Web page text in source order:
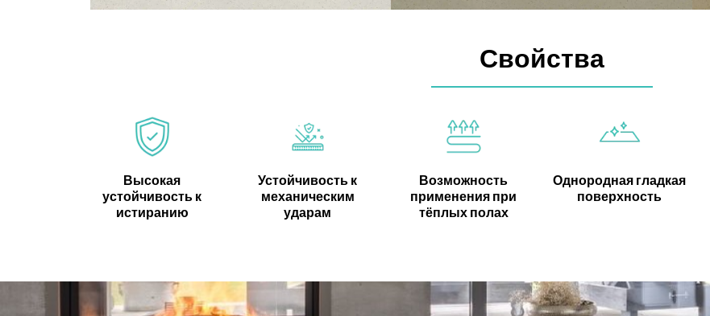
Свойства
Высокая
устойчивость к
истиранию
Устойчивость к
механическим
ударам
Возможность
применения при
тёплых полах
Однородная гладкая
поверхность